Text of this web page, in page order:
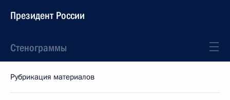
Президент России
Стенограммы
Рубрикация материалов